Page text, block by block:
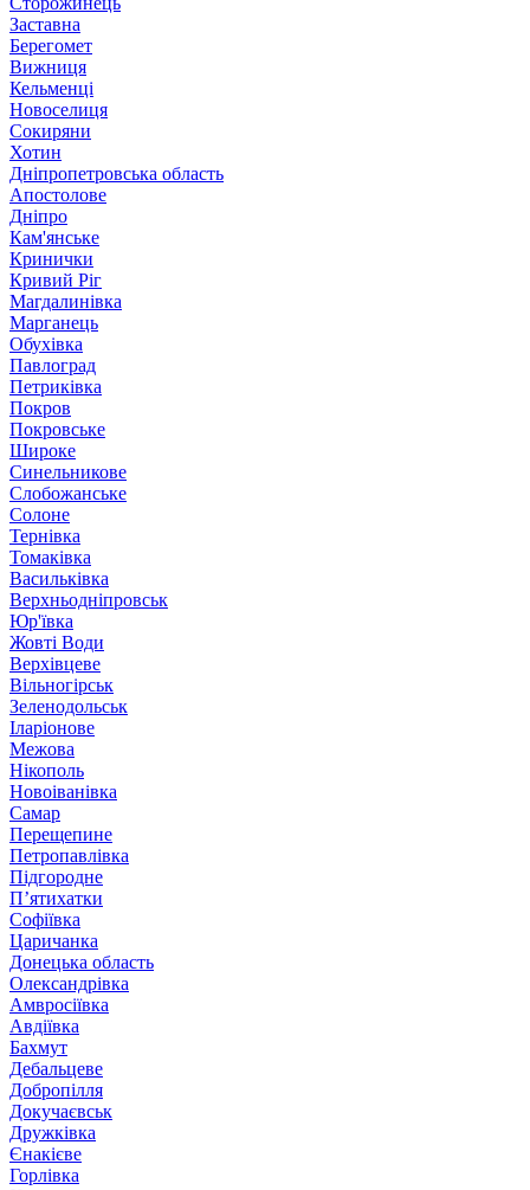
Заставна
Берегомет
Вижниця
Кельменці
Новоселиця
Сокиряни
Хотин
Дніпропетровська область
Апостолове
Дніпро
Кам'янське
Кринички
Кривий Ріг
Магдалинівка
Марганець
Обухівка
Павлоград
Петриківка
Покров
Покровське
Широке
Синельникове
Слобожанське
Солоне
Тернівка
Томаківка
Васильківка
Верхньодніпровськ
Юр'ївка
Жовті Води
Верхівцеве
Вільногірськ
Зеленодольськ
Іларіонове
Межова
Нікополь
Новоіванівка
Самар
Перещепине
Петропавлівка
Підгородне
П’ятихатки
Софіївка
Царичанка
Донецька область
Олександрівка
Амвросіївка
Авдіївка
Бахмут
Дебальцеве
Добропілля
Докучаєвськ
Дружківка
Єнакієве
Горлівка